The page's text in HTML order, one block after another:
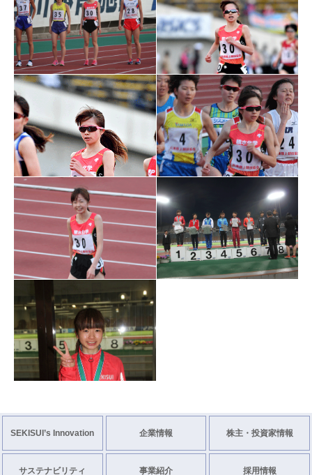
SEKISUI’s Innovation 企業情報 株主・投資家情報
サステナビリティ 事業紹介 採用情報